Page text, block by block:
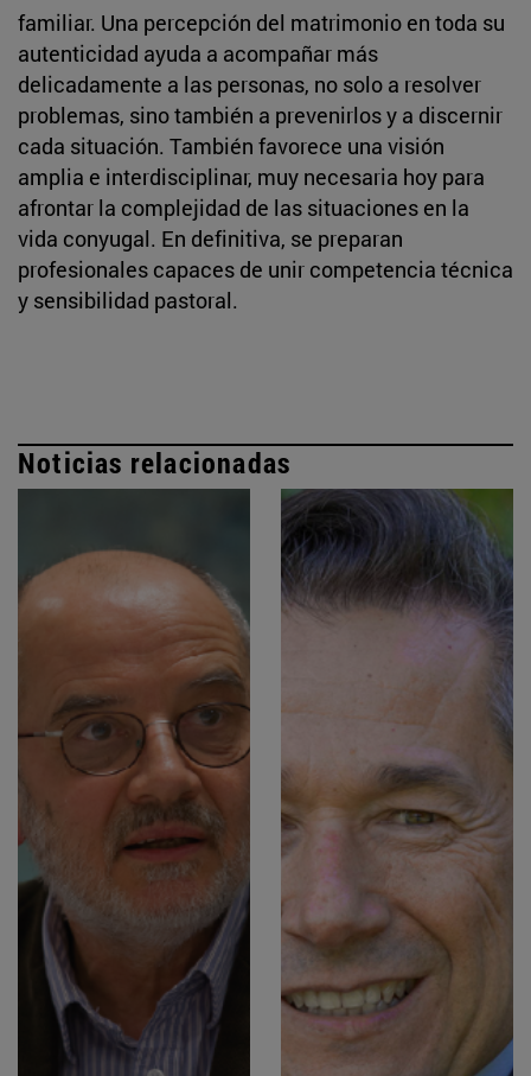
familiar. Una percepción del matrimonio en toda su
autenticidad ayuda a acompañar más
delicadamente a las personas, no solo a resolver
problemas, sino también a prevenirlos y a discernir
cada situación. También favorece una visión
amplia e interdisciplinar, muy necesaria hoy para
afrontar la complejidad de las situaciones en la
vida conyugal. En definitiva, se preparan
profesionales capaces de unir competencia técnica
y sensibilidad pastoral.
Noticias relacionadas